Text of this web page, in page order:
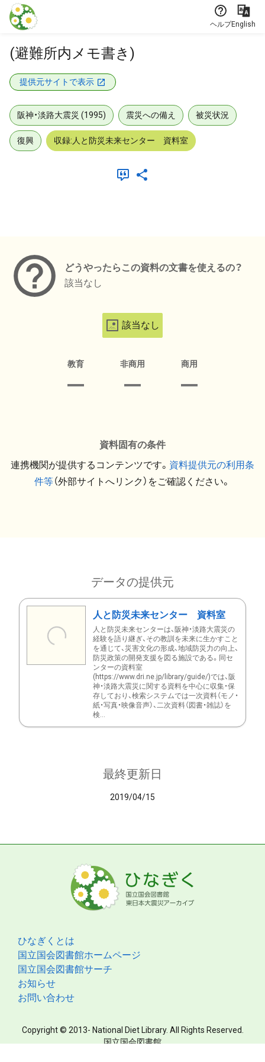
本文に飛ぶ
ヘルプEnglish
(避難所内メモ書き)
提供元サイトで表示
阪神・淡路大震災 (1995) 震災への備え 被災状況
復興 収録:人と防災未来センター 資料室
どうやったらこの資料の文書を使えるの？
該当なし
該当なし
教育 非商用 商用
資料固有の条件
連携機関が提供するコンテンツです。 資料提供元の利用条
件等（外部サイトへリンク）をご確認ください。
データの提供元
人と防災未来センター 資料室
人と防災未来センターは、阪神・淡路大震災の
経験を語り継ぎ、その教訓を未来に生かすこと
を通じて、災害文化の形成、地域防災力の向上、
防災政策の開発支援を図る施設である。同セ
ンターの資料室
(https://www.dri.ne.jp/library/guide/)では、阪
神・淡路大震災に関する資料を中心に収集・保
存しており、検索システムでは一次資料（モノ・
紙・写真・映像音声）、二次資料（図書・雑誌）を
検...
最終更新日
2019/04/15
ひなぎくとは
国立国会図書館ホームページ
国立国会図書館サーチ
お知らせ
お問い合わせ
Copyright © 2013- National Diet Library. All Rights Reserved.